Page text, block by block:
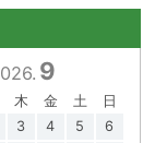
9
木 金 土
日
3 4 5
6